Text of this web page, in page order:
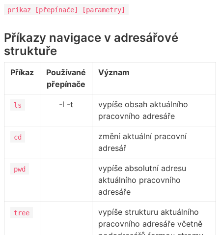
prikaz [přepínače] [parametry]
Příkazy navigace v adresářové
struktuře
Příkaz
Používané
přepínače
Význam
ls -l -t
vypíše obsah aktuálního
pracovního adresáře
cd
změní aktuální pracovní
adresář
pwd
vypíše absolutní adresu
aktuálního pracovního
adresáře
tree
vypíše strukturu aktuálního
pracovního adresáře včetně